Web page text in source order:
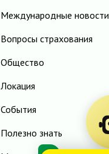
Международные новости
Вопросы страхования
Общество
Локация
События
Полезно знать